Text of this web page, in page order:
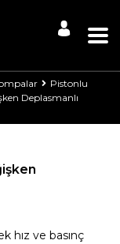
Pistonlu
Deplasmanlı
hız ve basınç